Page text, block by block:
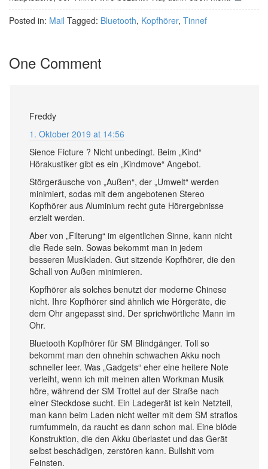
Posted in: Mail Tagged: Bluetooth, Kopfhörer, Tinnef
One Comment
Freddy
1. Oktober 2019 at 14:56
Sience Ficture ? Nicht unbedingt. Beim „Kind“
Hörakustiker gibt es ein „Kindmove“ Angebot.
Störgeräusche von „Außen“, der „Umwelt“ werden
minimiert, sodas mit dem angebotenen Stereo
Kopfhörer aus Aluminium recht gute Hörergebnisse
erzielt werden.
Aber von „Filterung“ im eigentlichen Sinne, kann nicht
die Rede sein. Sowas bekommt man in jedem
besseren Musikladen. Gut sitzende Kopfhörer, die den
Schall von Außen minimieren.
Kopfhörer als solches benutzt der moderne Chinese
nicht. Ihre Kopfhörer sind ähnlich wie Hörgeräte, die
dem Ohr angepasst sind. Der sprichwörtliche Mann im
Ohr.
Bluetooth Kopfhörer für SM Blindgänger. Toll so
bekommt man den ohnehin schwachen Akku noch
schneller leer. Was „Gadgets“ eher eine heitere Note
verleiht, wenn ich mit meinen alten Workman Musik
höre, während der SM Trottel auf der Straße nach
einer Steckdose sucht. Ein Ladegerät ist kein Netzteil,
man kann beim Laden nicht weiter mit dem SM straflos
rumfummeln, da raucht es dann schon mal. Eine blöde
Konstruktion, die den Akku überlastet und das Gerät
selbst beschädigen, zerstören kann. Bullshit vom
Feinsten.